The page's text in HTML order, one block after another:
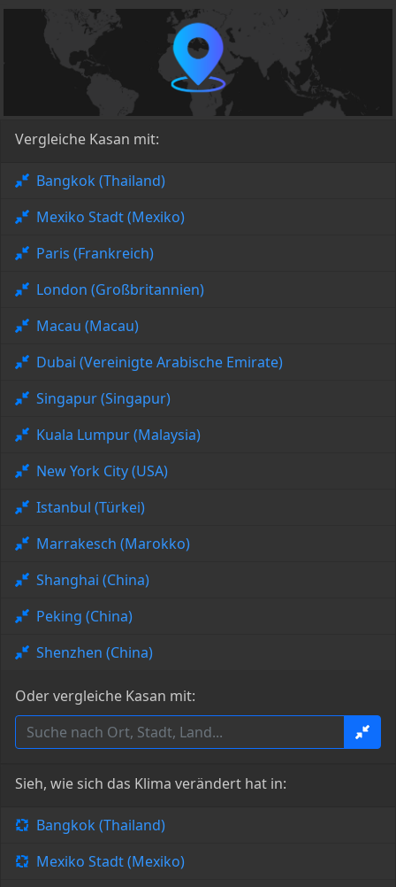
Vergleiche Kasan mit:
Bangkok (Thailand)
Mexiko Stadt (Mexiko)
Paris (Frankreich)
London (Großbritannien)
Macau (Macau)
Dubai (Vereinigte Arabische Emirate)
Singapur (Singapur)
Kuala Lumpur (Malaysia)
New York City (USA)
Istanbul (Türkei)
Marrakesch (Marokko)
Shanghai (China)
Peking (China)
Shenzhen (China)
Oder vergleiche Kasan mit:
Sieh, wie sich das Klima verändert hat in:
Bangkok (Thailand)
Mexiko Stadt (Mexiko)